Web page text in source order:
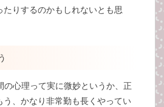
たりするのかもしれないとも思
の心理って実に微妙というか、正
う、かなり非常勤も長くやってい